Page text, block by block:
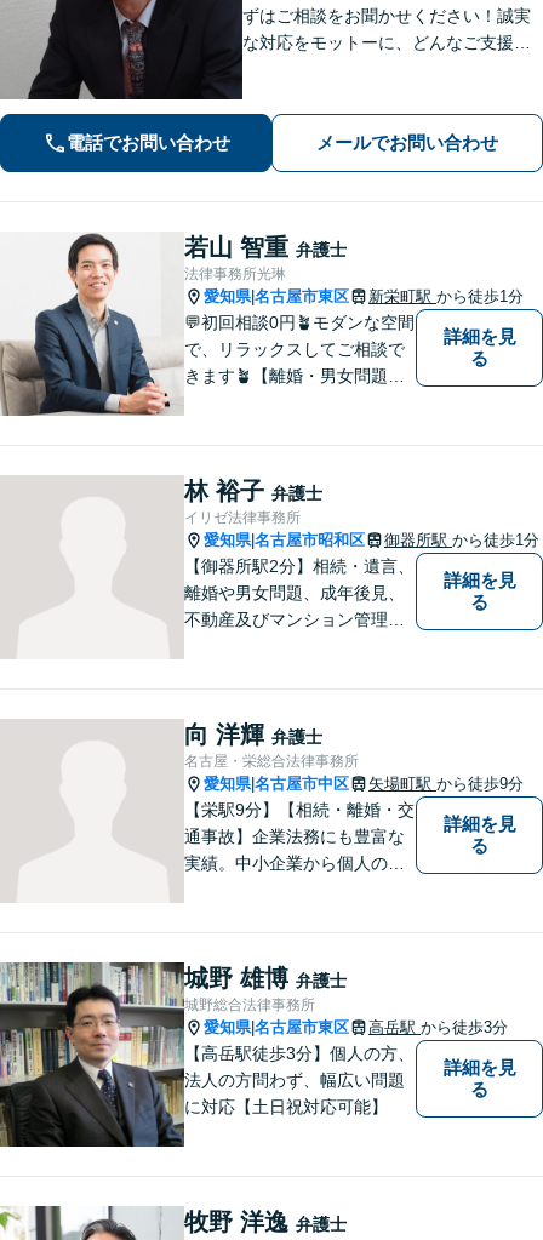
ずはご相談をお聞かせください！誠実
な対応をモットーに、どんなご支援が
で電話相談も対応いたしますので、お
気軽にお問合せください【久屋大通駅2
分】
電話でお問い合わせ メールでお問い合わせ
若山 智重 弁護士
法律事務所光琳
愛知県|名古屋市東区 新栄町駅 から徒歩1分
💬初回相談0円🪴モダンな空間
で、リラックスしてご相談で
きます🪴【離婚・男女問題】
ご相談ください。明るい未来
に向け一緒に歩んでいきまし
ょう【相続の相談にも対応】
詳細を見
る
林 裕子 弁護士
イリゼ法律事務所
愛知県|名古屋市昭和区 御器所駅 から徒歩1分
【御器所駅2分】相続・遺言、
離婚や男女問題、成年後見、
不動産及びマンション管理な
い、丁寧な説明と迅速な対応
を心がけております。【完全
個室】【法テラス利用可】
詳細を見
る
向 洋輝 弁護士
名古屋・栄総合法律事務所
愛知県|名古屋市中区 矢場町駅 から徒歩9分
【栄駅9分】【相続・離婚・交
通事故】企業法務にも豊富な
実績。中小企業から個人の方
お困りのことがございました
ら、まずはお気軽にご相談く
ださい。
詳細を見
る
城野 雄博 弁護士
城野総合法律事務所
愛知県|名古屋市東区 高岳駅 から徒歩3分
【高岳駅徒歩3分】個人の方、
法人の方問わず、幅広い問題
に対応【土日祝対応可能】
詳細を見
る
牧野 洋逸 弁護士